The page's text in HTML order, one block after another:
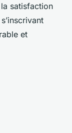
satisfaction
et